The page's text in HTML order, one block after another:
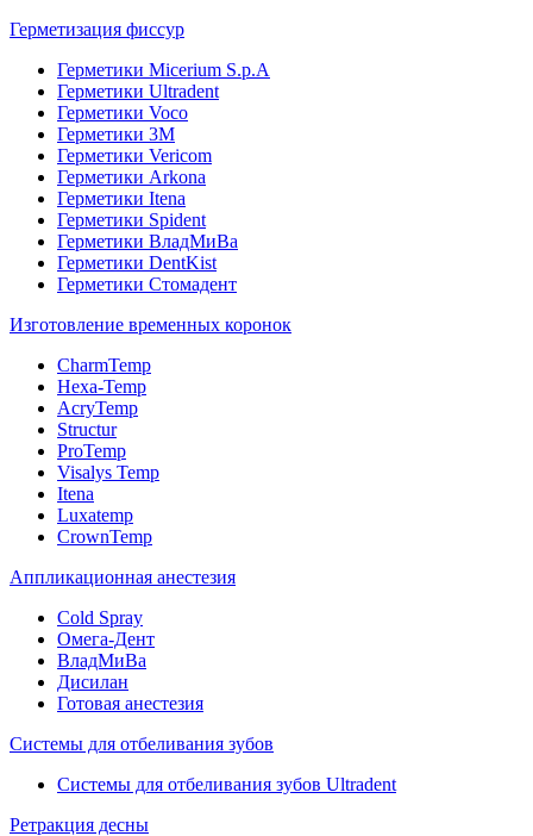
Герметизация фиссур
Герметики Micerium S.p.A
Герметики Ultradent
Герметики Voco
Герметики 3M
Герметики Vericom
Герметики Arkona
Герметики Itena
Герметики Spident
Герметики ВладМиВа
Герметики DentKist
Герметики Стомадент
Изготовление временных коронок
CharmTemp
Hexa-Temp
AcryTemp
Structur
ProTemp
Visalys Temp
Itena
Luxatemp
CrownTemp
Аппликационная анестезия
Cold Spray
Омега-Дент
ВладМиВа
Дисилан
Готовая анестезия
Системы для отбеливания зубов
Системы для отбеливания зубов Ultradent
Ретракция десны